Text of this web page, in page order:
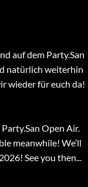
auf dem Party.San
natürlich weiterhin
wieder für euch da!
Open Air.
meanwhile! We’ll
See you then...